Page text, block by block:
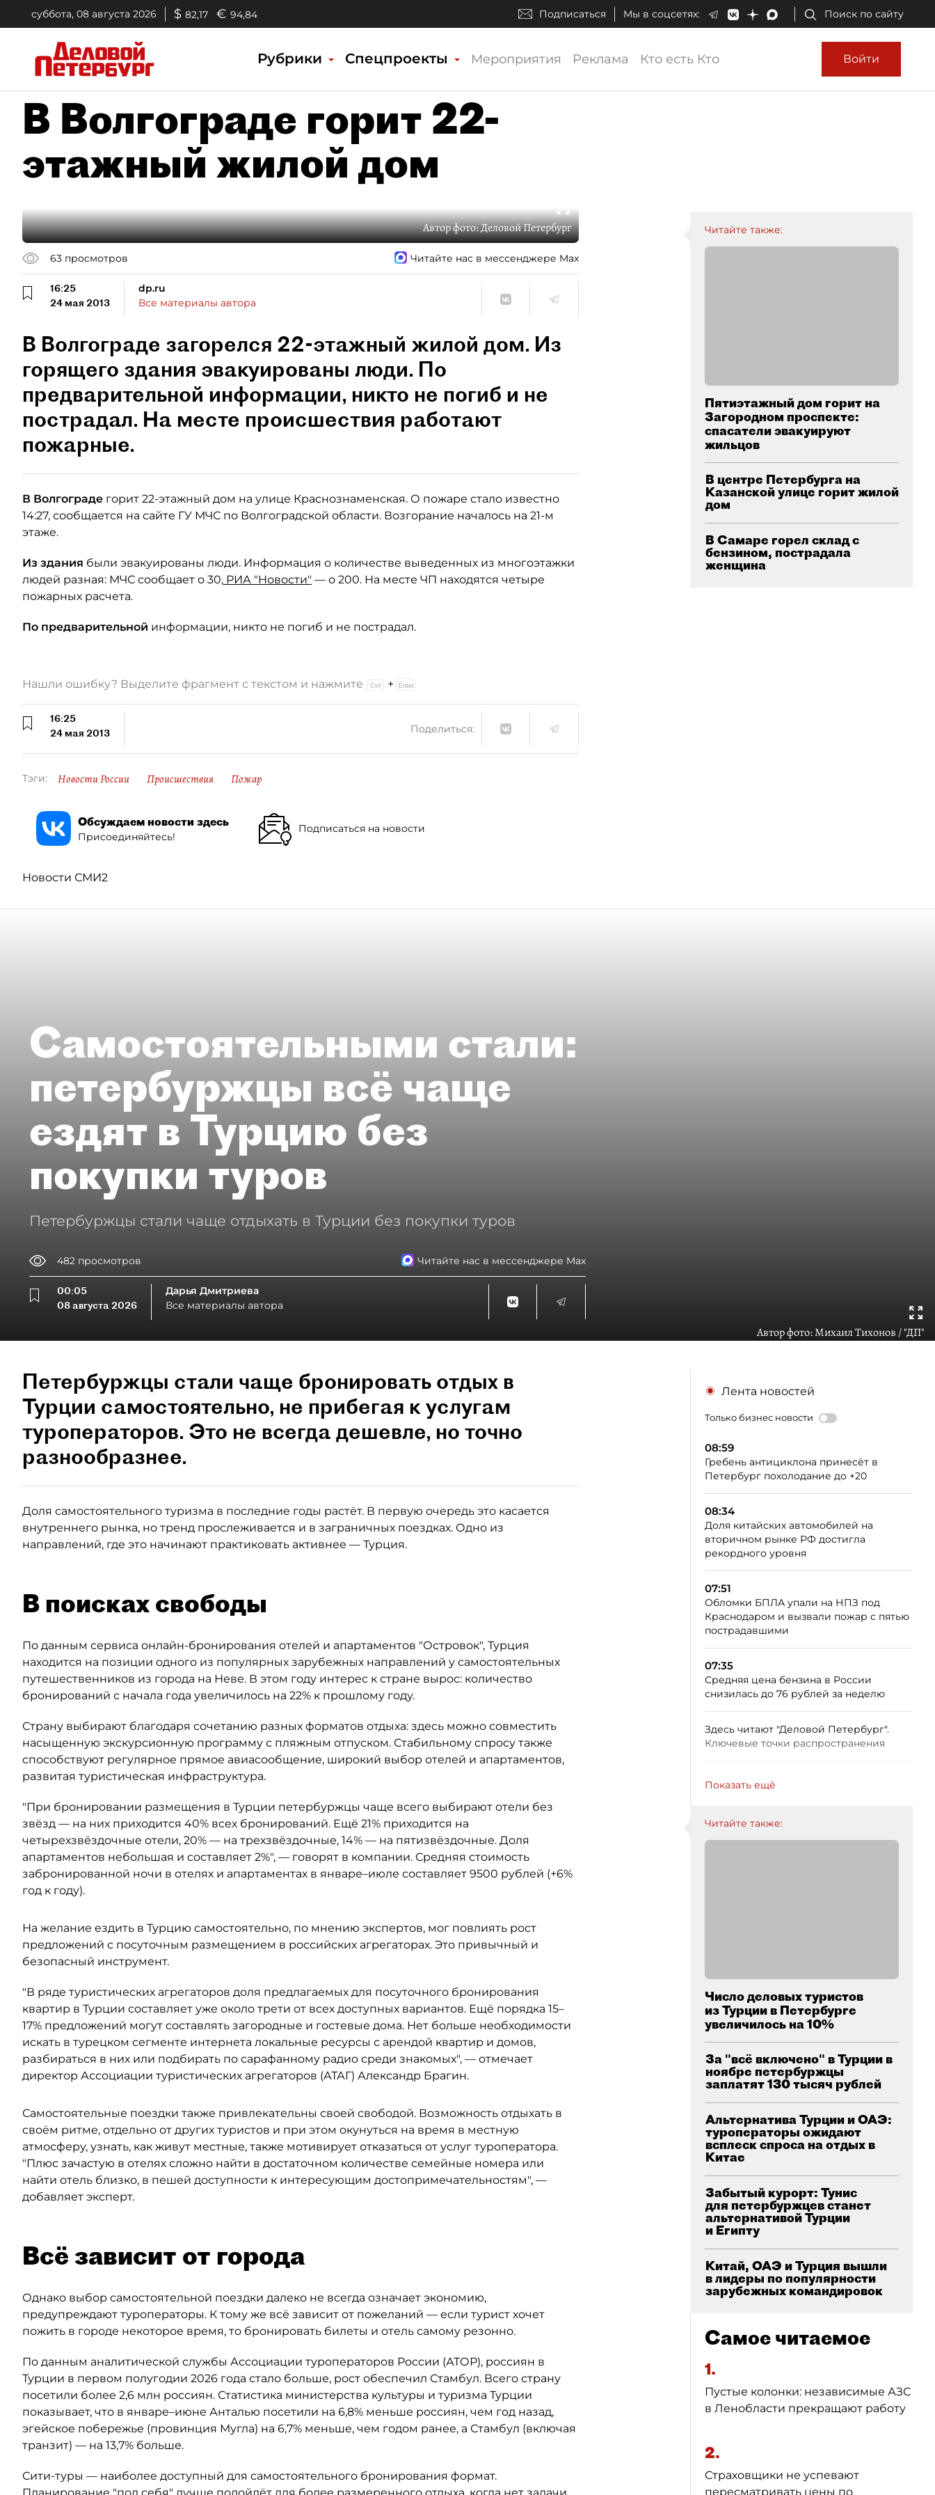
суббота, 08 августа 2026 $ 82,17 € 94,84 Подписаться Мы в соцсетях: Поиск по сайту
Рубрики Спецпроекты Мероприятия Реклама Кто есть Кто Войти
В Волгограде горит 22-
этажный жилой дом
Автор фото:Деловой Петербург
63 просмотров Читайте нас в мессенджере Max
16:25
24 мая 2013
dp.ru
Все материалы автора
В Волгограде загорелся 22-этажный жилой дом. Из
горящего здания эвакуированы люди. По
предварительной информации, никто не погиб и не
пострадал. На месте происшествия работают
пожарные.
В Волгограде горит 22-этажный дом на улице Краснознаменская. О пожаре стало известно
14:27, сообщается на сайте ГУ МЧС по Волгоградской области. Возгорание началось на 21-м
этаже.
Из здания были эвакуированы люди. Информация о количестве выведенных из многоэтажки
людей разная: МЧС сообщает о 30, РИА "Новости" — о 200. На месте ЧП находятся четыре
пожарных расчета.
По предварительной информации, никто не погиб и не пострадал.
Читайте также:
Пятиэтажный дом горит на
Загородном проспекте:
спасатели эвакуируют
жильцов
В центре Петербурга на
Казанской улице горит жилой
дом
В Самаре горел склад с
бензином, пострадала
женщина
Нашли ошибку? Выделите фрагмент с текстом и нажмите +
16:25
24 мая 2013
Поделиться:
Тэги: Новости России Происшествия Пожар
Обсуждаем новости здесь
Присоединяйтесь!
Подписаться на новости
Новости СМИ2
Самостоятельными стали:
петербуржцы всё чаще
ездят в Турцию без
покупки туров
Петербуржцы стали чаще отдыхать в Турции без покупки туров
482 просмотров Читайте нас в мессенджере Max
00:05
08 августа 2026
Дарья Дмитриева
Все материалы автора
Автор фото:Михаил Тихонов / "ДП"
Петербуржцы стали чаще бронировать отдых в
Турции самостоятельно, не прибегая к услугам
туроператоров. Это не всегда дешевле, но точно
разнообразнее.
Доля самостоятельного туризма в последние годы растёт. В первую очередь это касается
внутреннего рынка, но тренд прослеживается и в заграничных поездках. Одно из
направлений, где это начинают практиковать активнее — Турция.
В поисках свободы
По данным сервиса онлайн-бронирования отелей и апартаментов "Островок", Турция
находится на позиции одного из популярных зарубежных направлений у самостоятельных
путешественников из города на Неве. В этом году интерес к стране вырос: количество
бронирований с начала года увеличилось на 22% к прошлому году.
Страну выбирают благодаря сочетанию разных форматов отдыха: здесь можно совместить
насыщенную экскурсионную программу с пляжным отпуском. Стабильному спросу также
способствуют регулярное прямое авиасообщение, широкий выбор отелей и апартаментов,
развитая туристическая инфраструктура.
"При бронировании размещения в Турции петербуржцы чаще всего выбирают отели без
звёзд — на них приходится 40% всех бронирований. Ещё 21% приходится на
четырехзвёздочные отели, 20% — на трехзвёздочные, 14% — на пятизвёздочные. Доля
апартаментов небольшая и составляет 2%", — говорят в компании. Средняя стоимость
забронированной ночи в отелях и апартаментах в январе–июле составляет 9500 рублей (+6%
год к году).
На желание ездить в Турцию самостоятельно, по мнению экспертов, мог повлиять рост
предложений с посуточным размещением в российских агрегаторах. Это привычный и
безопасный инструмент.
"В ряде туристических агрегаторов доля предлагаемых для посуточного бронирования
квартир в Турции составляет уже около трети от всех доступных вариантов. Ещё порядка 15–
17% предложений могут составлять загородные и гостевые дома. Нет больше необходимости
искать в турецком сегменте интернета локальные ресурсы с арендой квартир и домов,
разбираться в них или подбирать по сарафанному радио среди знакомых", — отмечает
директор Ассоциации туристических агрегаторов (АТАГ) Александр Брагин.
Самостоятельные поездки также привлекательны своей свободой. Возможность отдыхать в
своём ритме, отдельно от других туристов и при этом окунуться на время в местную
атмосферу, узнать, как живут местные, также мотивирует отказаться от услуг туроператора.
"Плюс зачастую в отелях сложно найти в достаточном количестве семейные номера или
найти отель близко, в пешей доступности к интересующим достопримечательностям", —
добавляет эксперт.
Всё зависит от города
Однако выбор самостоятельной поездки далеко не всегда означает экономию,
предупреждают туроператоры. К тому же всё зависит от пожеланий — если турист хочет
пожить в городе некоторое время, то бронировать билеты и отель самому резонно.
По данным аналитической службы Ассоциации туроператоров России (АТОР), россиян в
Турции в первом полугодии 2026 года стало больше, рост обеспечил Стамбул. Всего страну
посетили более 2,6 млн россиян. Статистика министерства культуры и туризма Турции
показывает, что в январе–июне Анталью посетили на 6,8% меньше россиян, чем год назад,
эгейское побережье (провинция Мугла) на 6,7% меньше, чем годом ранее, а Стамбул (включая
транзит) — на 13,7% больше.
Сити-туры — наиболее доступный для самостоятельного бронирования формат.
Лента новостей
Только бизнес новости
08:59
Гребень антициклона принесёт в
Петербург похолодание до +20
08:34
Доля китайских автомобилей на
вторичном рынке РФ достигла
рекордного уровня
07:51
Обломки БПЛА упали на НПЗ под
Краснодаром и вызвали пожар с пятью
пострадавшими
07:35
Средняя цена бензина в России
снизилась до 76 рублей за неделю
Здесь читают "Деловой Петербург".
Ключевые точки распространения
Показать ещё
Читайте также:
Число деловых туристов
из Турции в Петербурге
увеличилось на 10%
За "всё включено" в Турции в
ноябре петербуржцы
заплатят 130 тысяч рублей
Альтернатива Турции и ОАЭ:
туроператоры ожидают
всплеск спроса на отдых в
Китае
Забытый курорт: Тунис
для петербуржцев станет
альтернативой Турции
и Египту
Китай, ОАЭ и Турция вышли
в лидеры по популярности
зарубежных командировок
Самое читаемое
1.
Пустые колонки: независимые АЗС
в Ленобласти прекращают работу
2.
Страховщики не успевают
пересматривать цены по